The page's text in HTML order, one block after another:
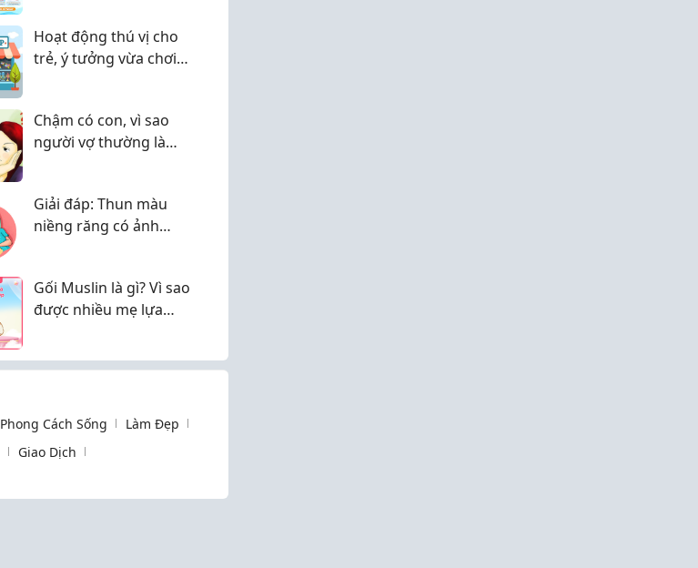
Hoạt động thú vị cho
trẻ, ý tưởng vừa chơi
Chậm có con, vì sao
người vợ thường là
Giải đáp: Thun màu
niềng răng có ảnh
không?
Gối Muslin là gì? Vì sao
được nhiều mẹ lựa
Phong Cách Sống
Làm Đẹp
Giao Dịch